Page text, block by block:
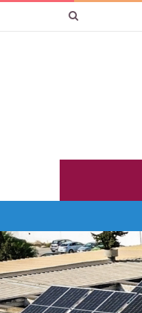
بحث